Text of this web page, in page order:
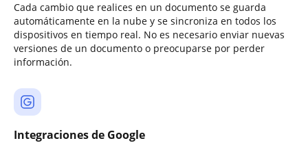
Cada cambio que realices en un documento se guarda
automáticamente en la nube y se sincroniza en todos los
dispositivos en tiempo real. No es necesario enviar nuevas
versiones de un documento o preocuparse por perder
información.
Integraciones de Google